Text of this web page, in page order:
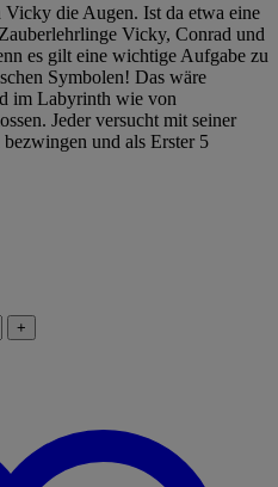
die Augen. Ist da etwa eine
Vicky, Conrad und
es gilt eine wichtige Aufgabe zu
Symbolen! Das wäre
im Labyrinth wie von
Jeder versucht mit seiner
und als Erster 5